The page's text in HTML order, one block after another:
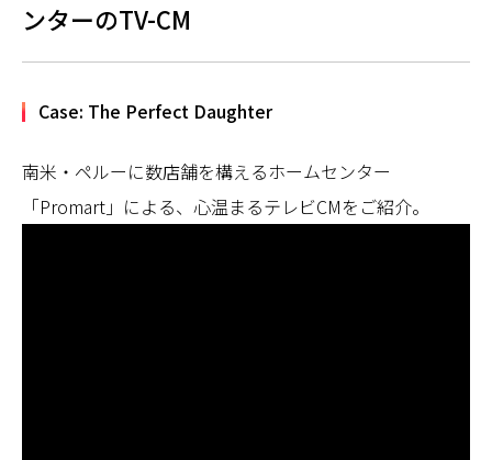
ンターのTV-CM
Case: The Perfect Daughter
南米・ペルーに数店舗を構えるホームセンター
「Promart」による、心温まるテレビCMをご紹介。